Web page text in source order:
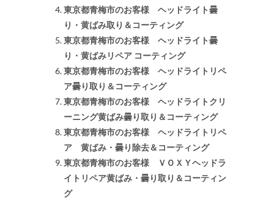
東京都青梅市のお客様 ヘッドライト曇
り・黄ばみ取り＆コーティング
東京都青梅市のお客様 ヘッドライト曇
り・黄ばみリペア コーティング
東京都青梅市のお客様 ヘッドライトリペ
ア曇り取り＆コーティング
東京都青梅市のお客様 ヘッドライトクリ
ーニング黄ばみ曇り取り＆コーティング
東京都青梅市のお客様 ヘッドライトリペ
ア 黄ばみ・曇り除去＆コーティング
東京都青梅市のお客様 ＶＯＸＹヘッドラ
イトリペア黄ばみ・曇り取り＆コーティン
グ